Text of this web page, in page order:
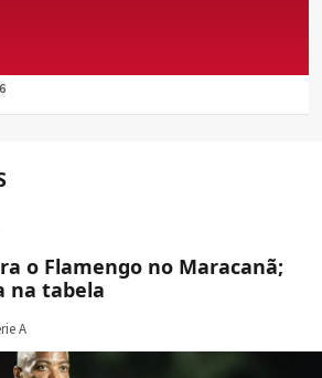
o Flamengo no Maracanã;
na tabela
A